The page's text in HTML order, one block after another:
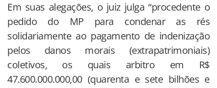
Em suas alegações, o juiz julga “procedente o
pedido do MP para condenar as rés
solidariamente ao pagamento de indenização
pelos danos morais (extrapatrimoniais)
coletivos, os quais arbitro em R$
47.600.000.000,00 (quarenta e sete bilhões e